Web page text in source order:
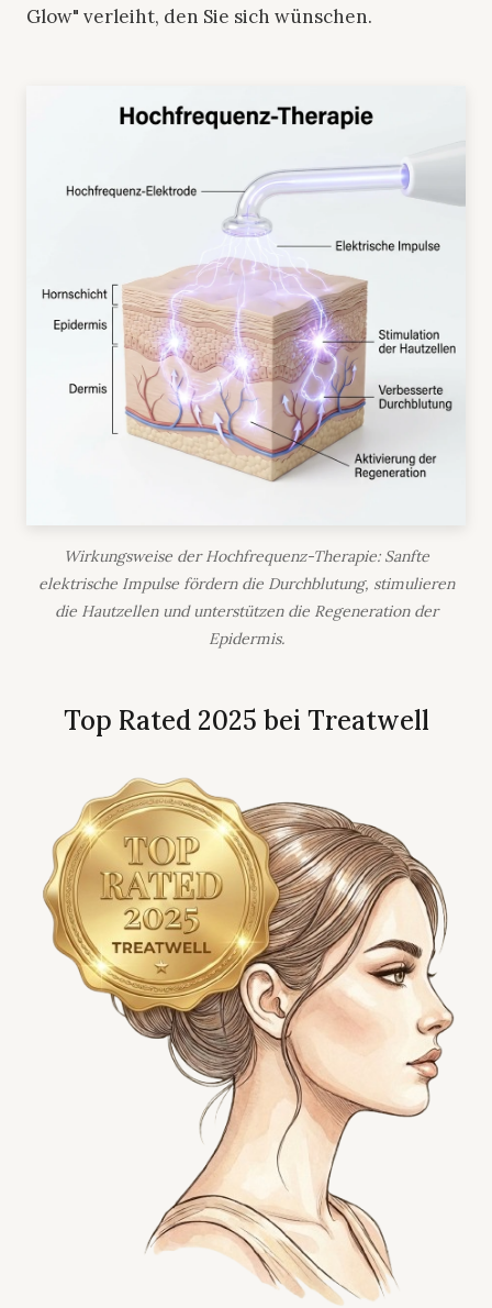
Glow" verleiht, den Sie sich wünschen.
Wirkungsweise der Hochfrequenz-Therapie: Sanfte
elektrische Impulse fördern die Durchblutung, stimulieren
die Hautzellen und unterstützen die Regeneration der
Epidermis.
Top Rated 2025 bei Treatwell